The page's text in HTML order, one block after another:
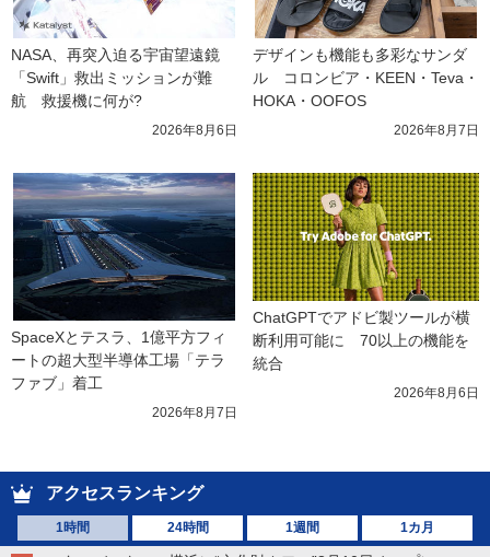
NASA、再突入迫る宇宙望遠鏡
「Swift」救出ミッションが難
航　救援機に何が?
2026年8月6日
デザインも機能も多彩なサンダ
ル　コロンビア・KEEN・Teva・
HOKA・OOFOS
2026年8月7日
SpaceXとテスラ、1億平方フィ
ートの超大型半導体工場「テラ
ファブ」着工
2026年8月7日
ChatGPTでアドビ製ツールが横
断利用可能に　70以上の機能を
統合
2026年8月6日
アクセスランキング
1時間 24時間 1週間 1カ月